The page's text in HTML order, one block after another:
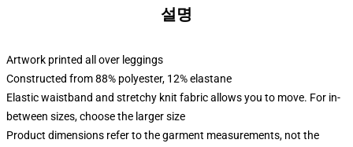
설명
Artwork printed all over leggings
Constructed from 88% polyester, 12% elastane
Elastic waistband and stretchy knit fabric allows you to move. For in-
between sizes, choose the larger size
Product dimensions refer to the garment measurements, not the